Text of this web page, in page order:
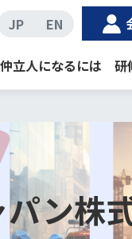
立人になるには 研
JP EN
ン株